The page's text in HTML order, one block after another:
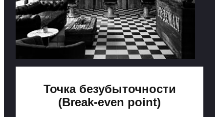
Точка безубыточности
(Break-even point)